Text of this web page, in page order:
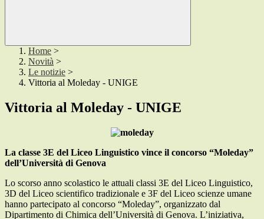
Home >
Novità >
Le notizie >
Vittoria al Moleday - UNIGE
Vittoria al Moleday - UNIGE
La classe 3E del Liceo Linguistico vince il concorso “Moleday”
dell’Università di Genova
Lo scorso anno scolastico le attuali classi 3E del Liceo Linguistico,
3D del Liceo scientifico tradizionale e 3F del Liceo scienze umane
hanno partecipato al concorso “Moleday”, organizzato dal
Dipartimento di Chimica dell’Università di Genova. L’iniziativa,